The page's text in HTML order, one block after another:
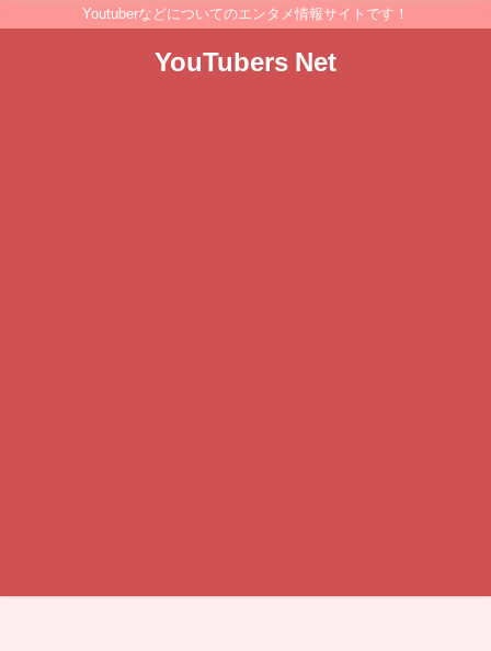
Youtuberなどについてのエンタメ情報サイトです！
YouTubers Net